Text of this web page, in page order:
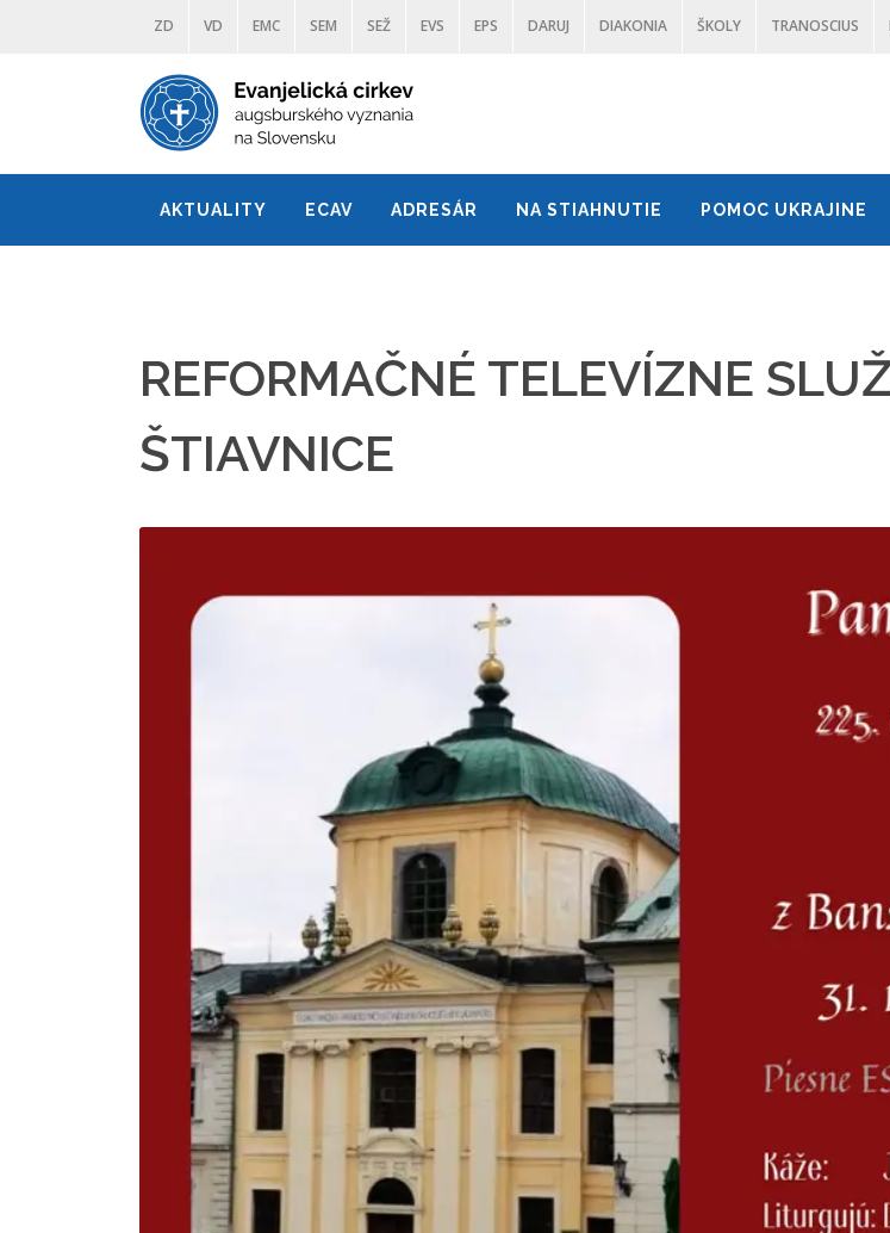
ZD VD EMC SEM SEŽ EVS EPS DARUJ DIAKONIA ŠKOLY TRANOSCIUS
AKTUALITY ECAV ADRESÁR NA STIAHNUTIE POMOC UKRAJINE
REFORMAČNÉ TELEVÍZNE
ŠTIAVNICE